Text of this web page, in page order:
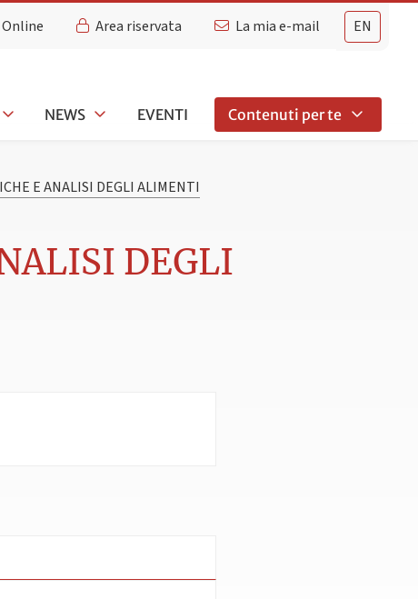
EN
Area riservata La mia e-mail
NEWS EVENTI Contenuti per te
E ANALISI DEGLI ALIMENTI
DEGLI